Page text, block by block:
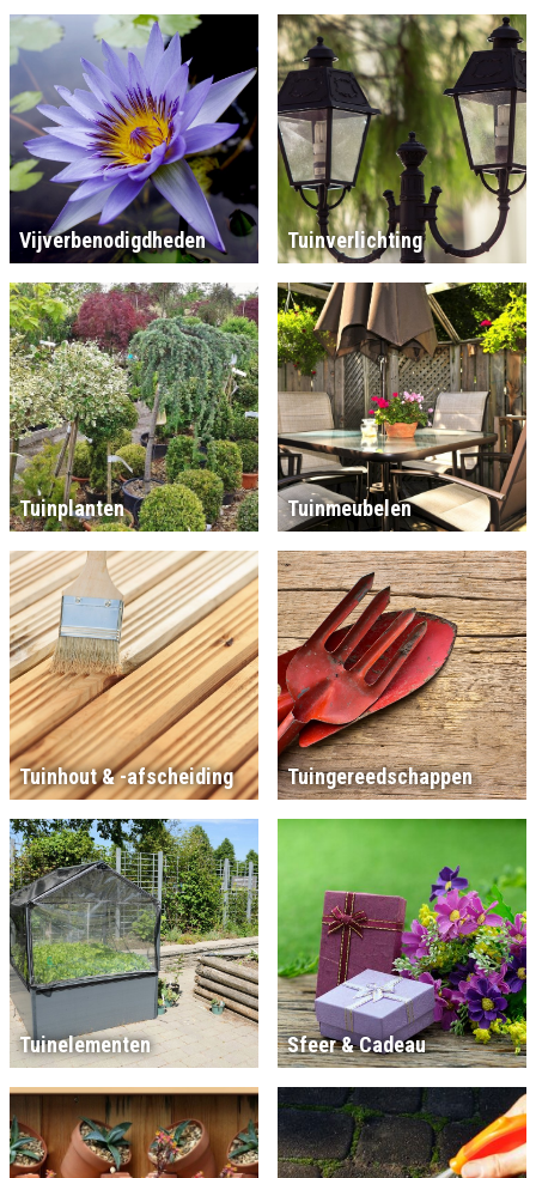
Vijverbenodigdheden Tuinverlichting
Tuinplanten Tuinmeubelen
Tuinhout & -afscheiding Tuingereedschappen
Tuinelementen Sfeer & Cadeau